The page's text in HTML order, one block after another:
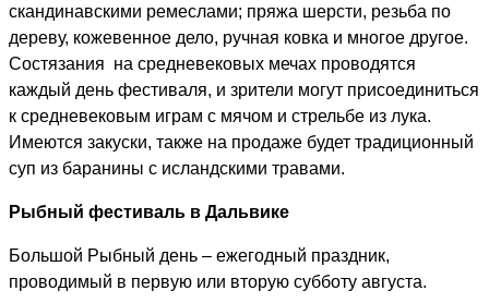
скандинавскими ремеслами; пряжа шерсти, резьба по
дереву, кожевенное дело, ручная ковка и многое другое.
Состязания на средневековых мечах проводятся
каждый день фестиваля, и зрители могут присоединиться
к средневековым играм с мячом и стрельбе из лука.
Имеются закуски, также на продаже будет традиционный
суп из баранины с исландскими травами.
Рыбный фестиваль в Дальвике
Большой Рыбный день – ежегодный праздник,
проводимый в первую или вторую субботу августа.